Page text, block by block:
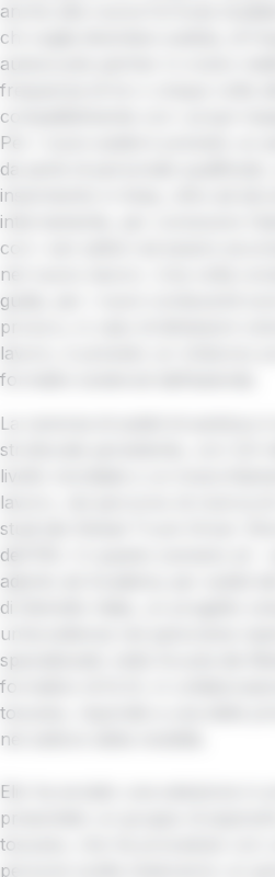
anche alla nuova formula
chi voglia diventare autista, di
autoscuole partner in orario
frequenza di tre o cinque volte
compatibilmente con i propri
Per i nuovi autisti è previsto un
da parte di personale qualificato,
inserimento in linea, oltre ad
internamente, per conoscere
con i vari settori ed essere
nel nuovo lavoro. Una volta
guida, per i nuovi conducenti
prova e, in caso di dimissioni
lavoro, è previsto un rimborso
formativi sostenuti dall’azienda.
La carenza di autisti di autobus è
strutturale persistente, con 3,6
livello mondiale e un
lavoro, nel percorso di ricerca di
studi del Global Truck Driver
dell'IRU. In questo scenario at –
aderito ad Academy per autisti
di Distretto Italia, un progetto
un’eccellenza nel panorama
specializzato nella Scuola dei
formativo di ELIS, in
toscane, risponde a una delle
nel settore della mobilità.
Elis ha avviato una selezione in
presentato un gruppo di
toscane, che ha proceduto con
persone scelte inizieranno un